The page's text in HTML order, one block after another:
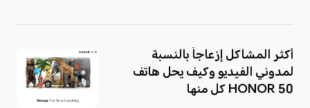
أكثر المشاكل إزعاجاً بالنسبة
لمدوني الفيديو وكيف يحل هاتف
HONOR 50 كل منها